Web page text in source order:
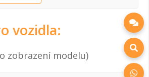
vozidla:
zobrazení modelu)